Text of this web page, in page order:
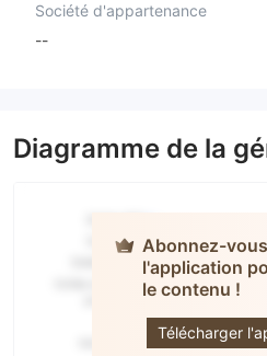
Société d'appartenance
--
Diagramme de la
Abonnez-
l'application
le contenu !
Télécharger